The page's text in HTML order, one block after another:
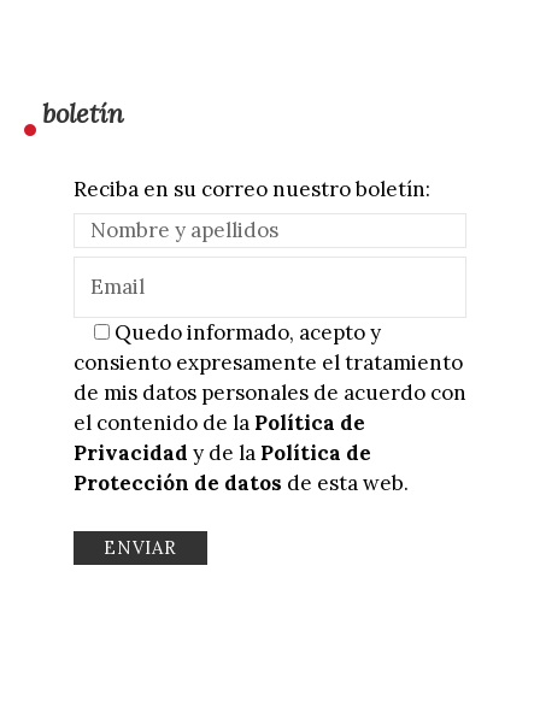
boletín
Reciba en su correo nuestro boletín:
Quedo informado, acepto y
consiento expresamente el tratamiento
de mis datos personales de acuerdo con
el contenido de la Política de
Privacidad y de la Política de
Protección de datos de esta web.